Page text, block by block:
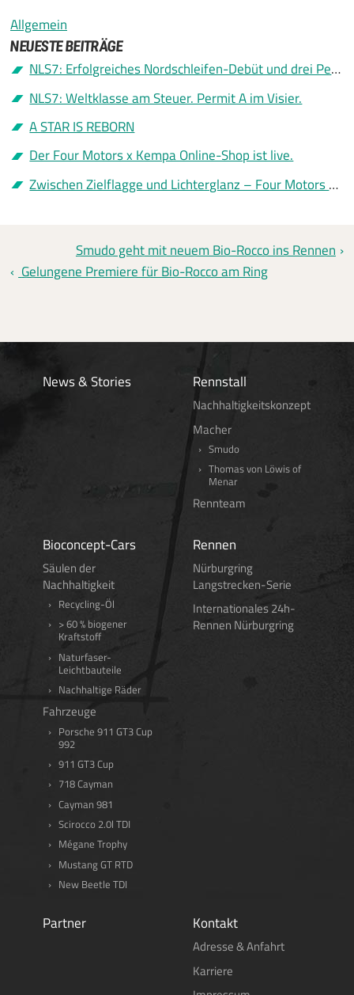
Allgemein
NEUESTE BEITRÄGE
NLS7: Erfolgreiches Nordschleifen-Debüt und drei Permit A
NLS7: Weltklasse am Steuer. Permit A im Visier.
A STAR IS REBORN
Der Four Motors x Kempa Online-Shop ist live.
Zwischen Zielflagge und Lichterglanz – Four Motors sagt Danke
Smudo geht mit neuem Bio-Rocco ins Rennen
Gelungene Premiere für Bio-Rocco am Ring
News & Stories Rennstall
Nachhaltigkeitskonzept
Macher
Smudo
Thomas von Löwis of
Menar
Rennteam
Bioconcept-Cars
Säulen der
Nachhaltigkeit
Recycling-Öl
> 60 % biogener
Kraftstoff
Naturfaser-
Leichtbauteile
Nachhaltige Räder
Fahrzeuge
Porsche 911 GT3 Cup
992
911 GT3 Cup
718 Cayman
Cayman 981
Scirocco 2.0l TDI
Mégane Trophy
Mustang GT RTD
New Beetle TDI
Rennen
Nürburgring
Langstrecken-Serie
Internationales 24h-
Rennen Nürburgring
Partner Kontakt
Adresse & Anfahrt
Karriere